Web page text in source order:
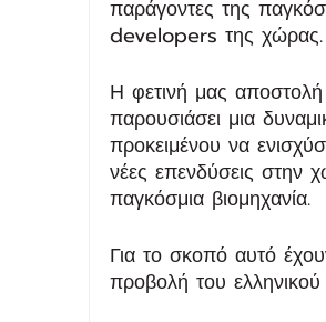
παράγοντες της
developers της χώρας.
Η φετινή μας
παρουσιάσει μια
προκειμένου να
νέες επενδύσεις στην
παγκόσμια βιομηχανία.
Για το σκοπό αυτό
προβολή του